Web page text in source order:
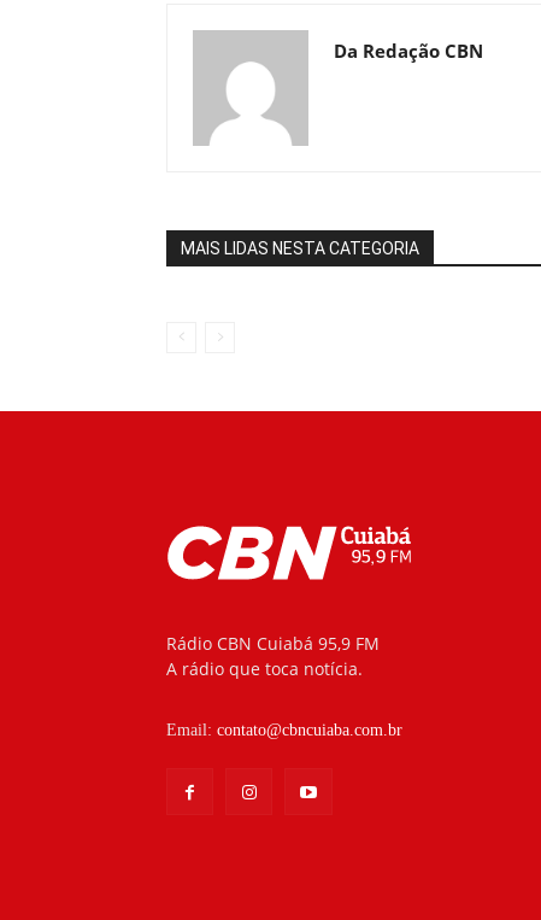
Da Redação CBN
MAIS LIDAS NESTA CATEGORIA
Rádio CBN Cuiabá 95,9 FM
A rádio que toca notícia.
Email: contato@cbncuiaba.com.br